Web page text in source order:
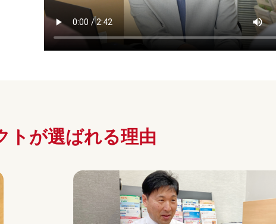
トが選ばれる理由